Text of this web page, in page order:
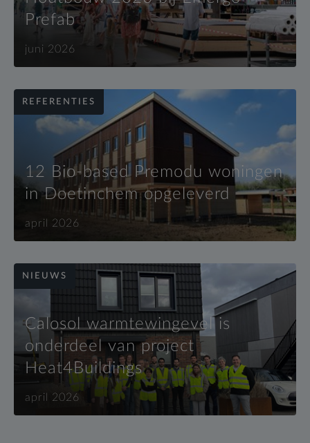
Prefab
juni 2026
REFERENTIES
12 Bio-based Premodu woningen
in Doetinchem opgeleverd
april 2026
NIEUWS
Calosol warmtewingevel is
onderdeel van project
Heat4Buildings
april 2026